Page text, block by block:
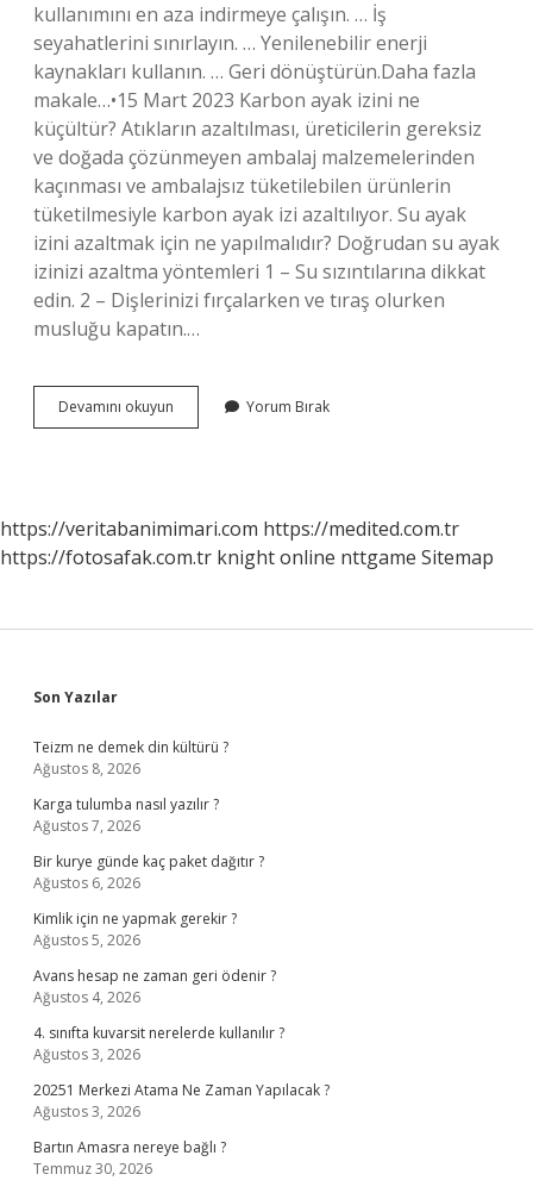
kullanımını en aza indirmeye çalışın. … İş
seyahatlerini sınırlayın. … Yenilenebilir enerji
kaynakları kullanın. … Geri dönüştürün.Daha fazla
makale…•15 Mart 2023 Karbon ayak izini ne
küçültür? Atıkların azaltılması, üreticilerin gereksiz
ve doğada çözünmeyen ambalaj malzemelerinden
kaçınması ve ambalajsız tüketilebilen ürünlerin
tüketilmesiyle karbon ayak izi azaltılıyor. Su ayak
izini azaltmak için ne yapılmalıdır? Doğrudan su ayak
izinizi azaltma yöntemleri 1 – Su sızıntılarına dikkat
edin. 2 – Dişlerinizi fırçalarken ve tıraş olurken
musluğu kapatın.…
Devamını okuyun
Ayak
Yorum Bırak
https://veritabanimimari.com https://medited.com.tr
https://fotosafak.com.tr knight online nttgame Sitemap
Sidebar
Son Yazılar
Teizm ne demek din kültürü ?
Ağustos 8, 2026
Karga tulumba nasıl yazılır ?
Ağustos 7, 2026
Bir kurye günde kaç paket dağıtır ?
Ağustos 6, 2026
Kimlik için ne yapmak gerekir ?
Ağustos 5, 2026
Avans hesap ne zaman geri ödenir ?
Ağustos 4, 2026
4. sınıfta kuvarsit nerelerde kullanılır ?
Ağustos 3, 2026
20251 Merkezi Atama Ne Zaman Yapılacak ?
Ağustos 3, 2026
Bartın Amasra nereye bağlı ?
Temmuz 30, 2026